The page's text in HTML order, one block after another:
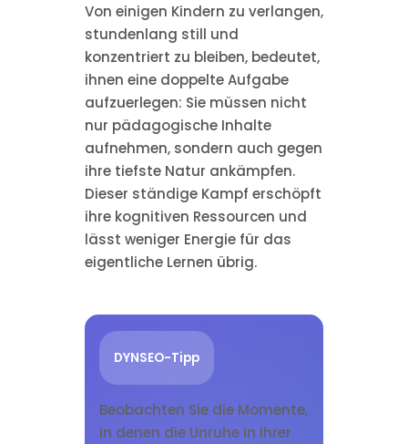
Von einigen Kindern zu verlangen,
stundenlang still und
konzentriert zu bleiben, bedeutet,
ihnen eine doppelte Aufgabe
aufzuerlegen: Sie müssen nicht
nur pädagogische Inhalte
aufnehmen, sondern auch gegen
ihre tiefste Natur ankämpfen.
Dieser ständige Kampf erschöpft
ihre kognitiven Ressourcen und
lässt weniger Energie für das
eigentliche Lernen übrig.
DYNSEO-Tipp
Beobachten Sie die Momente,
in denen die Unruhe in Ihrer